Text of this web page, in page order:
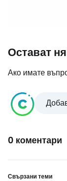
Остават
Ако имате
0 коментари
Свързани теми